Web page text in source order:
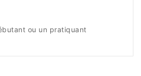
ou un pratiquant